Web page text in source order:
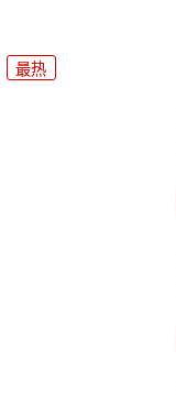
最热